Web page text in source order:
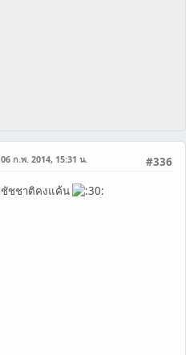
#336
06 ก.พ. 2014, 15:31 น.
ชัชชาติคงแค้น